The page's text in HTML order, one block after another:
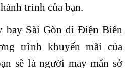
trình của bạn.
bay Sài Gòn đi Điện Biên
trình khuyến mãi của
sẽ là người may mắn sở